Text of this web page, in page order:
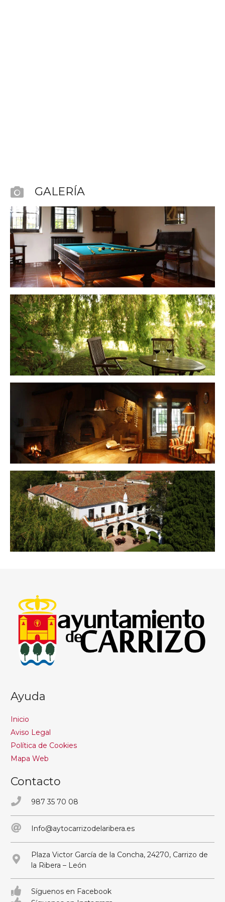
GALERÍA
Ayuda
Inicio
Aviso Legal
Política de Cookies
Mapa Web
Contacto
987 35 70 08
Info@aytocarrizodelaribera.es
Plaza Victor García de la Concha, 24270, Carrizo de
la Ribera – León
Síguenos en Facebook